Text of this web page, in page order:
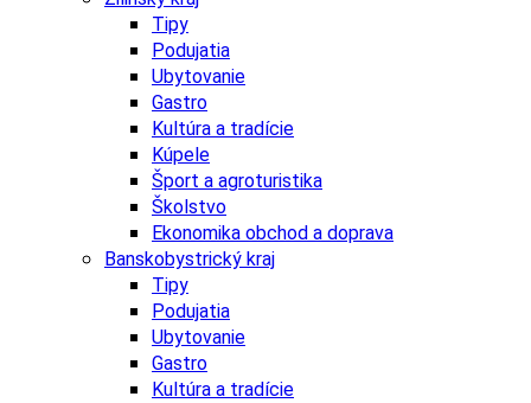
Tipy
Podujatia
Ubytovanie
Gastro
Kultúra a tradície
Kúpele
Šport a agroturistika
Školstvo
Ekonomika obchod a doprava
Banskobystrický kraj
Tipy
Podujatia
Ubytovanie
Gastro
Kultúra a tradície